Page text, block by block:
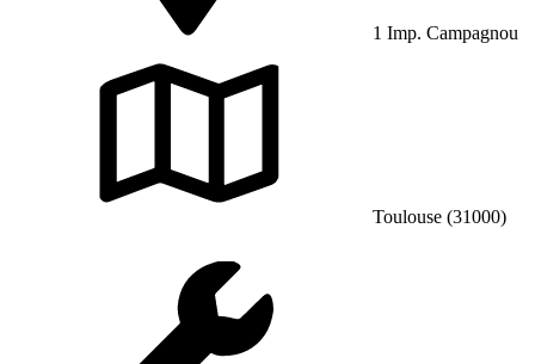
1 Imp. Campagnou
Toulouse (31000)